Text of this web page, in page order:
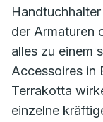
der Armaturen
alles zu einem
Accessoires in
Terrakotta
einzelne